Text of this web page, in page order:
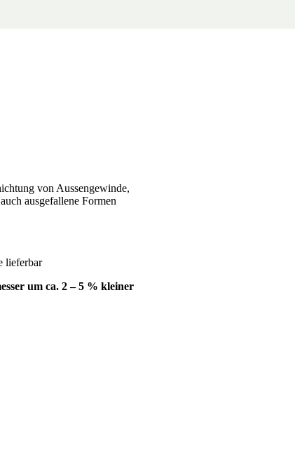
von Aussengewinde,
ausgefallene Formen
lieferbar
um ca. 2 – 5 % kleiner